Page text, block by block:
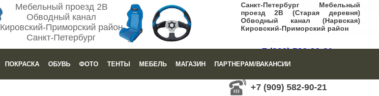
Мебельный проезд 2В
Обводный канал
Кировский-Приморский район
Санкт-Петербург
Санкт-Петербург Мебельный
проезд 2В (Старая деревня)
Обводный канал (Нарвская)
Кировский-Приморский район
+7 (909) 582-90-21
Заказать звонок|Написать письмо
+7 (909) 582-90-21
ПОКРАСКА ОБУВЬ ФОТО ТЕНТЫ МЕБЕЛЬ МАГАЗИН ПАРТНЕРАМ/ВАКАНСИИ